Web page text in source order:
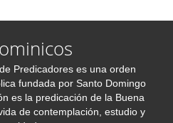
Predicadores es una orden
fundada por Santo Domingo
es la predicación de la Buena
de contemplación, estudio y